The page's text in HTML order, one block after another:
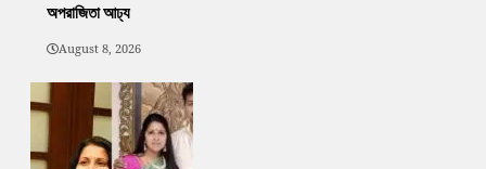
অপরাজিতা আঢ্য
August 8, 2026